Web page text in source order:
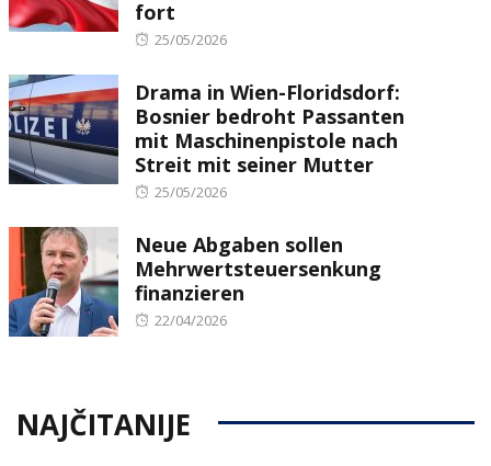
fort
Posted
25/05/2026
Drama in Wien-Floridsdorf:
Bosnier bedroht Passanten
mit Maschinenpistole nach
Streit mit seiner Mutter
Posted
25/05/2026
Neue Abgaben sollen
Mehrwertsteuersenkung
finanzieren
Posted
22/04/2026
NAJČITANIJE